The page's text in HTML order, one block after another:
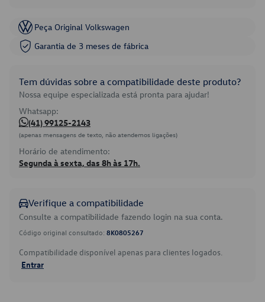
Peça Original Volkswagen
Garantia de 3 meses de fábrica
Tem dúvidas sobre a compatibilidade deste produto?
Nossa equipe especializada está pronta para ajudar!
Whatsapp:
(41) 99125-2143
(apenas mensagens de texto, não atendemos ligações)
Horário de atendimento:
Segunda à sexta, das 8h às 17h.
Verifique a compatibilidade
Consulte a compatibilidade fazendo login na sua conta.
Código original consultado: 8K0805267
Compatibilidade disponível apenas para clientes logados.
Entrar